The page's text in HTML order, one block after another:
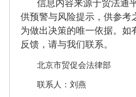
信息内容来源于贸法通
供预警与风险提示，供参考
为做出决策的唯一依据。如
反馈，请与我们联系。
北京市贸促会法律部
联系人：刘燕